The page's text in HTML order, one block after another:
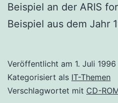
Beispiel an der ARIS
Beispiel aus dem Jahr
Veröffentlicht am 1. Juli 1996
Kategorisiert als IT-Themen
Verschlagwortet mit CD-